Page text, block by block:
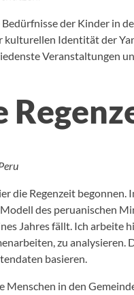
der Kinder in
Identität der
Veranstaltungen
Regenzeit
des peruanischen
Jahres fällt. Ich
zu
basieren.
in den